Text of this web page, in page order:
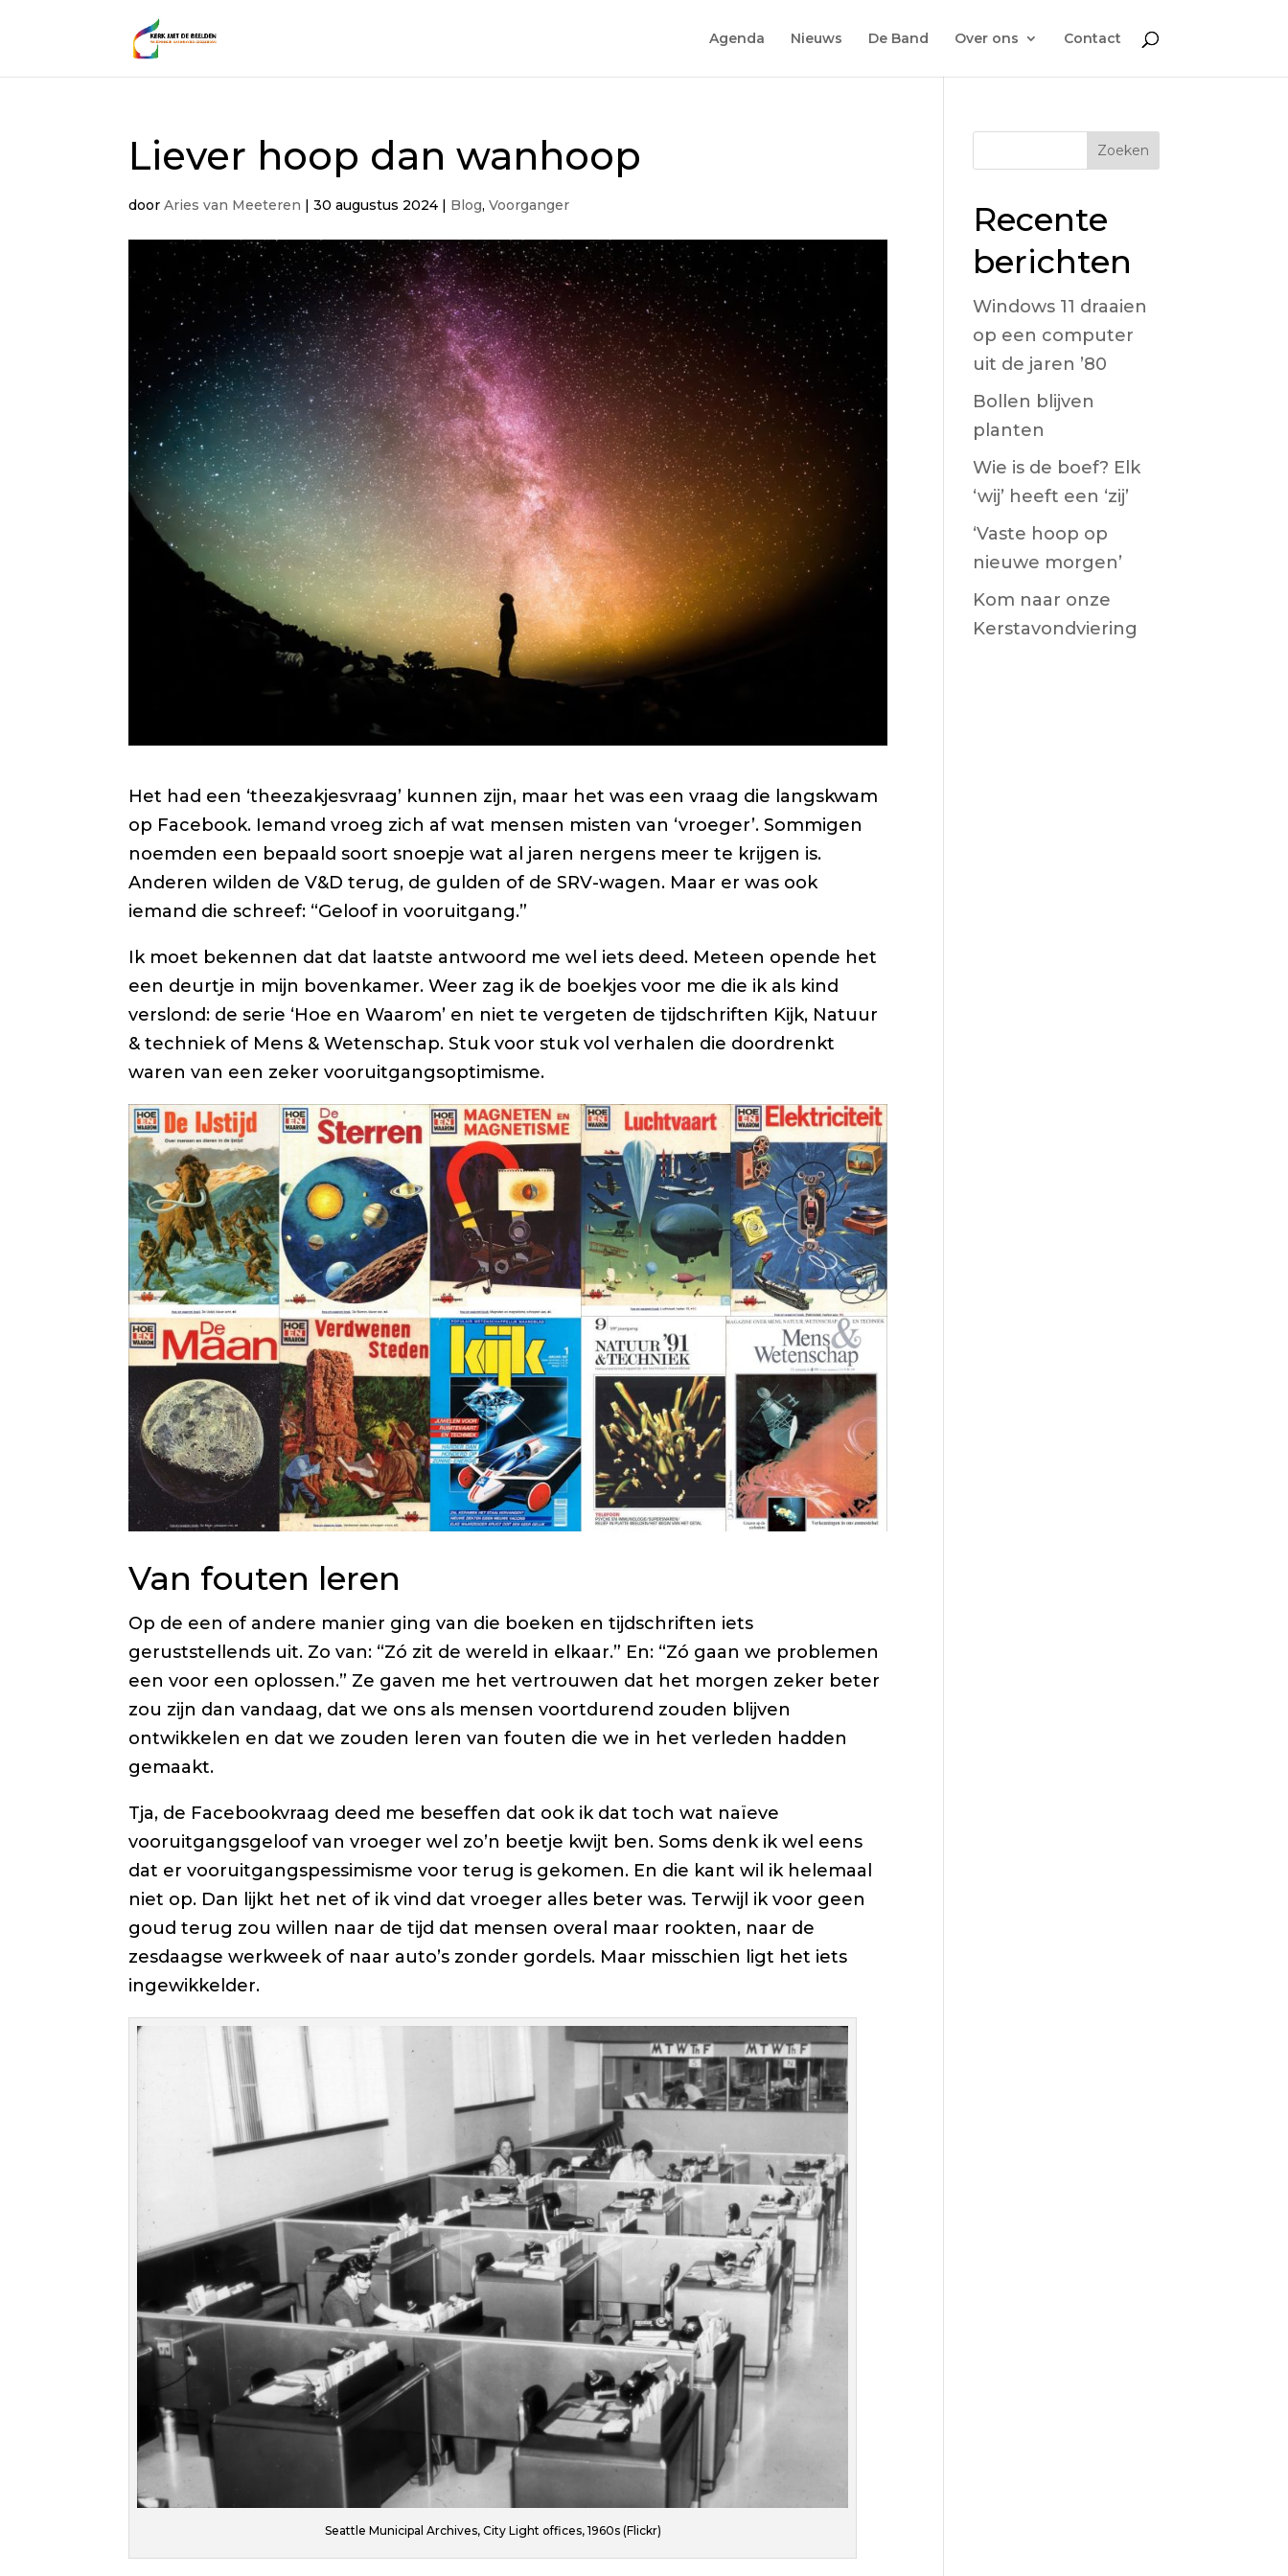
Agenda Nieuws De Band Over ons Contact
Liever hoop dan wanhoop
doorAries van Meeteren |30 augustus 2024 | Blog,Voorganger
Het had een ‘theezakjesvraag’ kunnen zijn, maar het was een vraag die langskwam
op Facebook. Iemand vroeg zich af wat mensen misten van ‘vroeger’. Sommigen
noemden een bepaald soort snoepje wat al jaren nergens meer te krijgen is.
Anderen wilden de V&D terug, de gulden of de SRV-wagen. Maar er was ook
iemand die schreef: “Geloof in vooruitgang.”
Ik moet bekennen dat dat laatste antwoord me wel iets deed. Meteen opende het
een deurtje in mijn bovenkamer. Weer zag ik de boekjes voor me die ik als kind
verslond: de serie ‘Hoe en Waarom’ en niet te vergeten de tijdschriften Kijk, Natuur
& techniek of Mens & Wetenschap. Stuk voor stuk vol verhalen die doordrenkt
waren van een zeker vooruitgangsoptimisme.
Van fouten leren
Op de een of andere manier ging van die boeken en tijdschriften iets
geruststellends uit. Zo van: “Zó zit de wereld in elkaar.” En: “Zó gaan we problemen
een voor een oplossen.” Ze gaven me het vertrouwen dat het morgen zeker beter
zou zijn dan vandaag, dat we ons als mensen voortdurend zouden blijven
ontwikkelen en dat we zouden leren van fouten die we in het verleden hadden
gemaakt.
Tja, de Facebookvraag deed me beseffen dat ook ik dat toch wat naïeve
vooruitgangsgeloof van vroeger wel zo’n beetje kwijt ben. Soms denk ik wel eens
dat er vooruitgangspessimisme voor terug is gekomen. En die kant wil ik helemaal
niet op. Dan lijkt het net of ik vind dat vroeger alles beter was. Terwijl ik voor geen
goud terug zou willen naar de tijd dat mensen overal maar rookten, naar de
zesdaagse werkweek of naar auto’s zonder gordels. Maar misschien ligt het iets
ingewikkelder.
Seattle Municipal Archives, City Light offices, 1960s (Flickr)
Zoeken
Recente
berichten
Windows 11 draaien
op een computer
uit de jaren ’80
Bollen blijven
planten
Wie is de boef? Elk
‘wij’ heeft een ‘zij’
‘Vaste hoop op
nieuwe morgen’
Kom naar onze
Kerstavondviering